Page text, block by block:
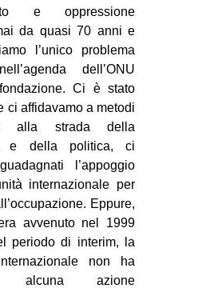
e oppressione
da quasi 70 anni e
l’unico problema
dell’ONU
Ci è stato
ci affidavamo a metodi
alla strada della
e della politica, ci
l’appoggio
internazionale per
Eppure,
avvenuto nel 1999
periodo di interim, la
non ha
alcuna azione